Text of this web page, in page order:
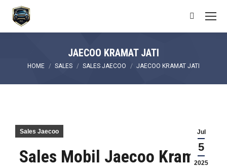
Search:
JAECOO KRAMAT JATI
You are here:
HOME SALES SALES JAECOO JAECOO KRAMAT JATI
Jul
5
2025
Sales Jaecoo
Sales Mobil Jaecoo Kramat